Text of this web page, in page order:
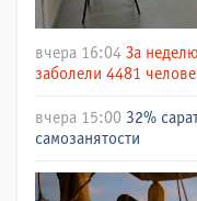
вчера 16:04 За
заболели 4481
вчера 15:00 32%
самозанятости